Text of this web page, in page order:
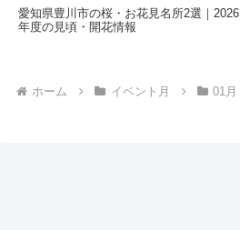
愛知県豊川市の桜・お花見名所2選｜2026
年度の見頃・開花情報
ホーム イベント月 01月